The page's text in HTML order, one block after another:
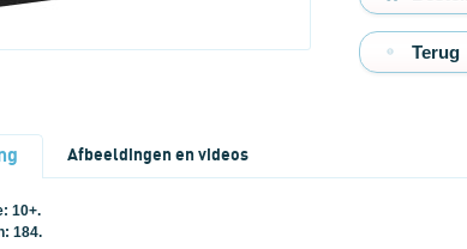
Terug
Afbeeldingen en videos
10+.
184.